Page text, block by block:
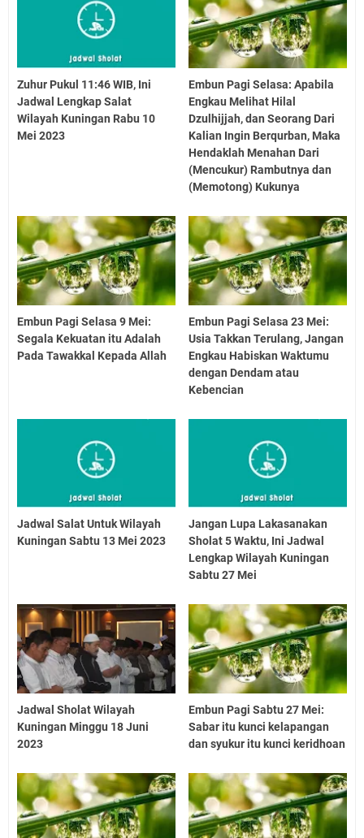
Zuhur Pukul 11:46 WIB, Ini
Jadwal Lengkap Salat
Wilayah Kuningan Rabu 10
Mei 2023
Embun Pagi Selasa: Apabila
Engkau Melihat Hilal
Dzulhijjah, dan Seorang Dari
Kalian Ingin Berqurban, Maka
Hendaklah Menahan Dari
(Mencukur) Rambutnya dan
(Memotong) Kukunya
Embun Pagi Selasa 9 Mei:
Segala Kekuatan itu Adalah
Pada Tawakkal Kepada Allah
Embun Pagi Selasa 23 Mei:
Usia Takkan Terulang, Jangan
Engkau Habiskan Waktumu
dengan Dendam atau
Kebencian
Jadwal Salat Untuk Wilayah
Kuningan Sabtu 13 Mei 2023
Jangan Lupa Lakasanakan
Sholat 5 Waktu, Ini Jadwal
Lengkap Wilayah Kuningan
Sabtu 27 Mei
Jadwal Sholat Wilayah
Kuningan Minggu 18 Juni
2023
Embun Pagi Sabtu 27 Mei:
Sabar itu kunci kelapangan
dan syukur itu kunci keridhoan